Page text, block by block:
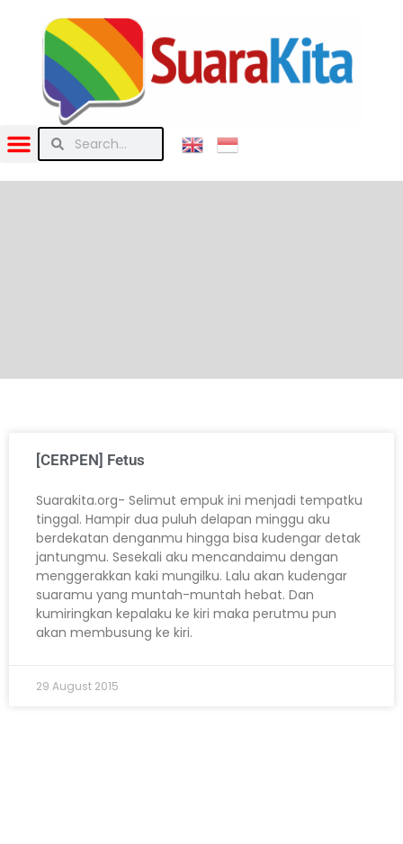
[CERPEN] Fetus
Suarakita.org- Selimut empuk ini menjadi tempatku
tinggal. Hampir dua puluh delapan minggu aku
berdekatan denganmu hingga bisa kudengar detak
jantungmu. Sesekali aku mencandaimu dengan
menggerakkan kaki mungilku. Lalu akan kudengar
suaramu yang muntah-muntah hebat. Dan
kumiringkan kepalaku ke kiri maka perutmu pun
akan membusung ke kiri.
29 August 2015